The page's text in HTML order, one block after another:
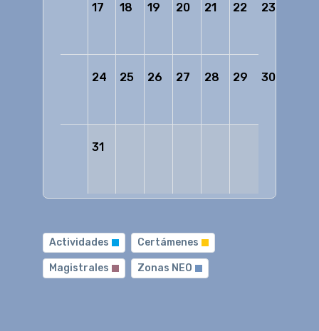
17 18 19 20 21 22 23
24 25 26 27 28 29 30
31
Actividades Certámenes
Magistrales Zonas NEO